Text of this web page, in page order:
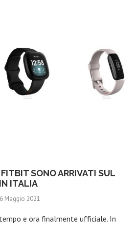
SONO ARRIVATI SUL
ITALIA
6 Maggio 2021
e ora finalmente ufficiale. In